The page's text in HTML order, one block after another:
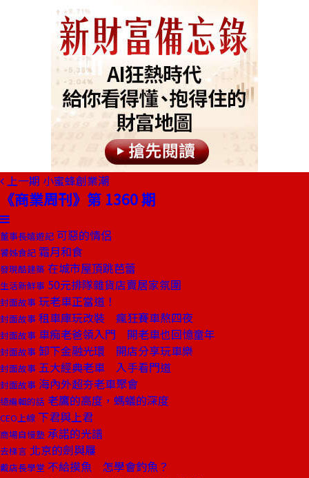
上一期 小蜜蜂創業潮
《商業周刊》第 1360 期
董事長嬉遊記 可惡的情侶
饕姊食記 霜月和食
發現酷建築 在城市屋頂跳芭蕾
生活新鮮事 50元排隊雜貨店賣居家氛圍
封面故事 玩老車正當道！
封面故事 租車庫玩改裝 瘋狂賽車熬四夜
封面故事 車痴老爸領入門 開老車也回憶童年
封面故事 卸下金融光環 開店分享玩車樂
封面故事 五大經典老車 入手看門道
封面故事 海內外超夯老車聚會
總編輯的話 老鷹的高度，螞蟻的深度
CEO上線 下君與上君
商場自慢塾 承諾的光譜
去梯言 北京的劍與屨
戴店長學堂 不給摸魚 怎學會釣魚？